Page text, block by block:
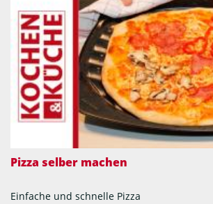
Pizza selber machen
Einfache und schnelle Pizza